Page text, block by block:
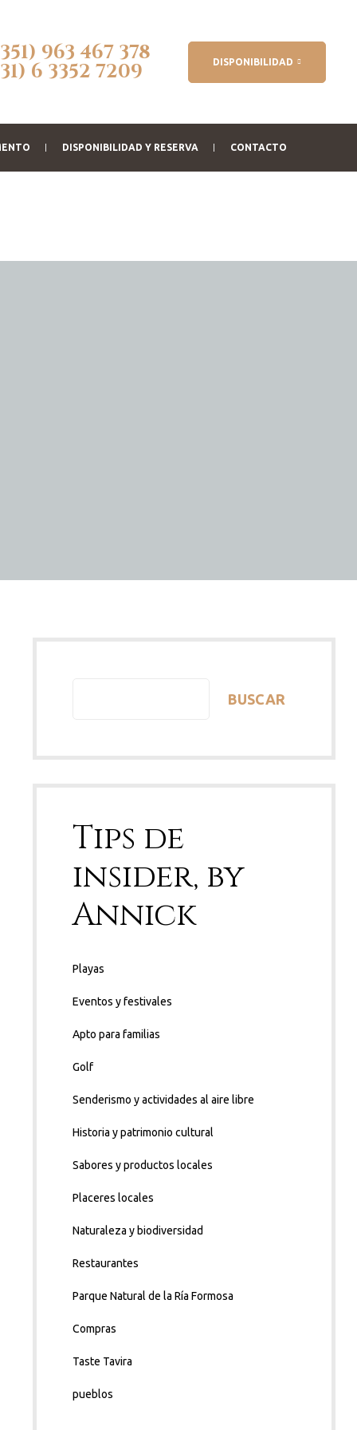
963 467 378
6 3352 7209 DISPONIBILIDAD
DISPONIBILIDAD Y RESERVA CONTACTO
BUSCAR
Tips de
insider, by
Annick
Playas
Eventos y festivales
Apto para familias
Golf
Senderismo y actividades al aire libre
Historia y patrimonio cultural
Sabores y productos locales
Placeres locales
Naturaleza y biodiversidad
Restaurantes
Parque Natural de la Ría Formosa
Compras
Taste Tavira
pueblos